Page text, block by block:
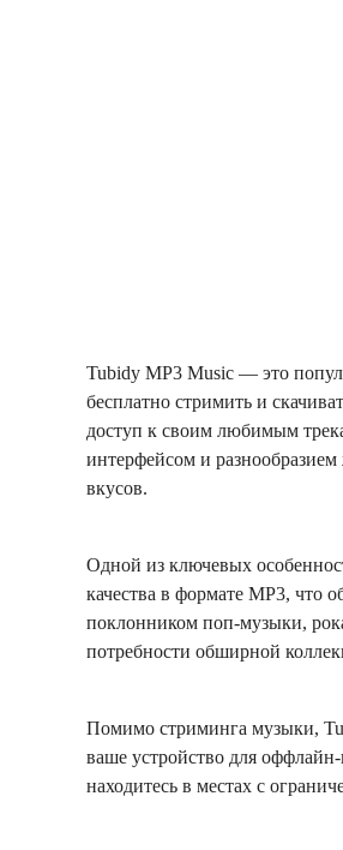
Tubidy MP3 Music — это
бесплатно стримить и
доступ к своим любимым
интерфейсом и
вкусов.
Одной из ключевых
качества в формате MP3, что
поклонником поп-музыки,
потребности обширной
Помимо стриминга музыки,
ваше устройство для
находитесь в местах с